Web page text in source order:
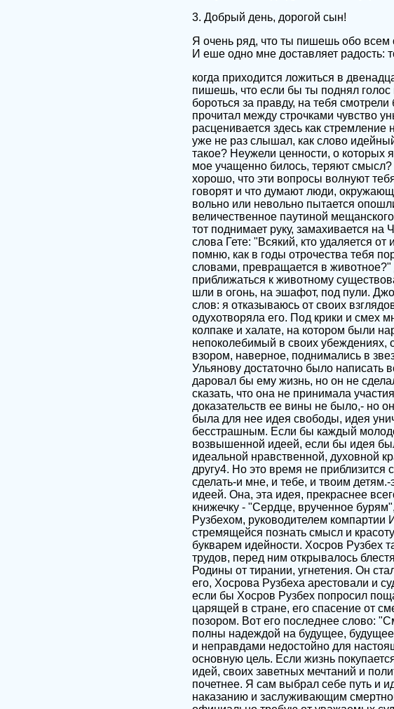
3. Добрый день, дорогой сын!
Я очень ряд, что ты пишешь обо
И еше одно мне доставляет радость:
когда приходится ложиться в
пишешь, что если бы ты поднял голос
бороться за правду, на тебя
прочитал между строчками чувство
расценивается здесь как
уже не раз слышал, как слово
такое? Неужели ценности, о которых
мое учащенно билось, теряют
хорошо, что эти вопросы волнуют
говорят и что думают люди,
вольно или невольно пытается
величественное паутиной
тот поднимает руку, замахивается
слова Гете: "Всякий, кто удаляется
помню, как в годы отрочества тебя
словами, превращается в животное?"
приближаться к животному
шли в огонь, на эшафот, под пули.
слов: я отказываюсь от своих
одухотворяла его. Под крики и смех
колпаке и халате, на котором были
непоколебимый в своих убеждениях,
взором, наверное, поднимались в
Ульянову достаточно было написать
даровал бы ему жизнь, но он не
сказать, что она не принимала
доказательств ее вины не было,- но
была для нее идея свободы, идея
бесстрашным. Если бы каждый
возвышенной идеей, если бы идея
идеальной нравственной, духовной
другу4. Но это время не приблизится
сделать-и мне, и тебе, и твоим
идеей. Она, эта идея, прекраснее
книжечку - "Сердце, врученное
Рузбехом, руководителем
стремящейся познать смысл и
букварем идейности. Хосров Рузбех
трудов, перед ним открывалось
Родины от тирании, угнетения. Он
его, Хосрова Рузбеха арестовали и
если бы Хосров Рузбех попросил
царящей в стране, его спасение от
позором. Вот его последнее слово:
полны надеждой на будущее,
и неправдами недостойно для
основную цель. Если жизнь
идей, своих заветных мечтаний и
почетнее. Я сам выбрал себе путь и
наказанию и заслуживающим